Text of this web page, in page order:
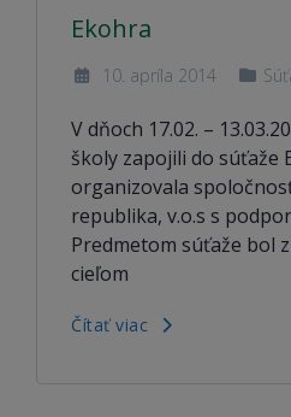
Ekohra
10. apríla 2014
V dňoch 17.02. –
školy zapojili do súťaže
organizovala
republika, v.o.s s
Predmetom súťaže bol
cieľom
Čítať viac